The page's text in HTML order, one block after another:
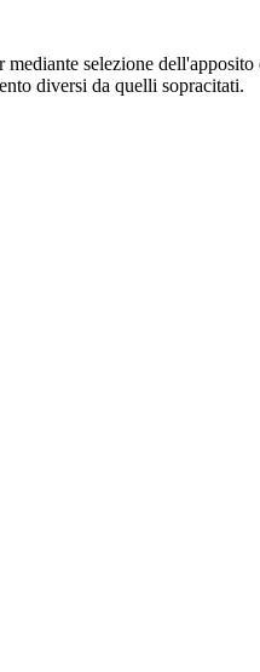
selezione
diversi da quelli sopracitati.